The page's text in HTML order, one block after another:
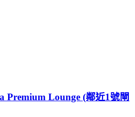
Premium Lounge (鄰近1號閘